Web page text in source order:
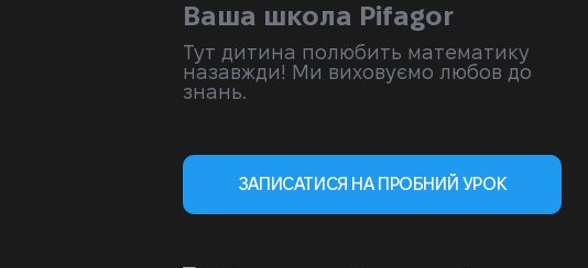
Ваша школа Pifagor
Тут дитина полюбить математику
назавжди! Ми виховуємо любов до
знань.
ЗАПИСАТИСЯ НА ПРОБНИЙ УРОК